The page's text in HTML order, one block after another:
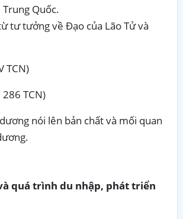
Quốc.
tư tưởng về Đạo của Lão Tử và
TCN)
TCN)
nói lên bản chất và mối quan
quá trình du nhập, phát triển